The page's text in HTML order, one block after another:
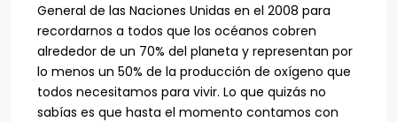
General de las Naciones Unidas en el 2008 para
recordarnos a todos que los océanos cobren
alrededor de un 70% del planeta y representan por
lo menos un 50% de la producción de oxígeno que
todos necesitamos para vivir. Lo que quizás no
sabías es que hasta el momento contamos con